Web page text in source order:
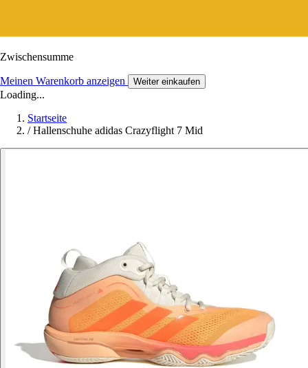
Zwischensumme
Meinen Warenkorb anzeigen Weiter einkaufen
Loading...
Startseite
/ Hallenschuhe adidas Crazyflight 7 Mid